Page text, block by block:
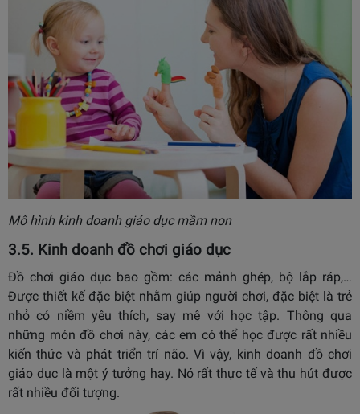
Mô hình kinh doanh giáo dục mầm non
3.5. Kinh doanh đồ chơi giáo dục
Đồ chơi giáo dục bao gồm: các mảnh ghép, bộ lắp ráp,…
Được thiết kế đặc biệt nhằm giúp người chơi, đặc biệt là trẻ
nhỏ có niềm yêu thích, say mê với học tập. Thông qua
những món đồ chơi này, các em có thể học được rất nhiều
kiến thức và phát triển trí não. Vì vậy, kinh doanh đồ chơi
giáo dục là một ý tưởng hay. Nó rất thực tế và thu hút được
rất nhiều đối tượng.